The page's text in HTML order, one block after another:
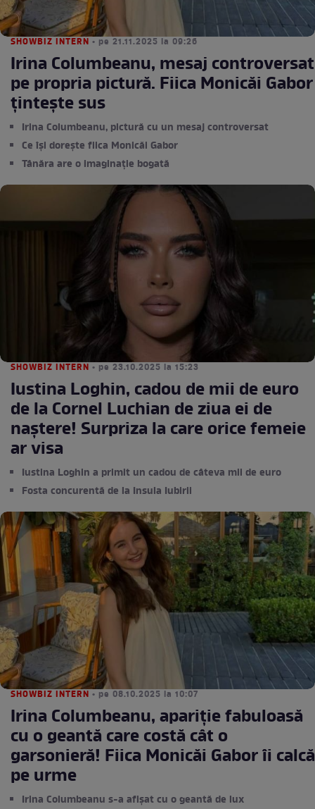
SHOWBIZ INTERN • pe 21.11.2025 la 09:26
Irina Columbeanu, mesaj controversat
pe propria pictură. Fiica Monicăi Gabor
țintește sus
Irina Columbeanu, pictură cu un mesaj controversat
Ce își dorește fiica Monicăi Gabor
Tânăra are o imaginație bogată
SHOWBIZ INTERN • pe 23.10.2025 la 15:23
Iustina Loghin, cadou de mii de euro
de la Cornel Luchian de ziua ei de
naștere! Surpriza la care orice femeie
ar visa
Iustina Loghin a primit un cadou de câteva mii de euro
Fosta concurentă de la Insula Iubirii
SHOWBIZ INTERN • pe 08.10.2025 la 10:07
Irina Columbeanu, apariție fabuloasă
cu o geantă care costă cât o
garsonieră! Fiica Monicăi Gabor îi calcă
pe urme
Irina Columbeanu s-a afișat cu o geantă de lux